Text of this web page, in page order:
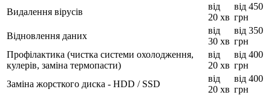
Видалення вірусів
від
20 хв
від 450
грн
Відновлення даних
від
30 хв
від 350
грн
Профілактика (чистка системи охолодження,
кулерів, заміна термопасти)
від
20 хв
від 400
грн
Заміна жорсткого диска - HDD / SSD
від
20 хв
від 400
грн